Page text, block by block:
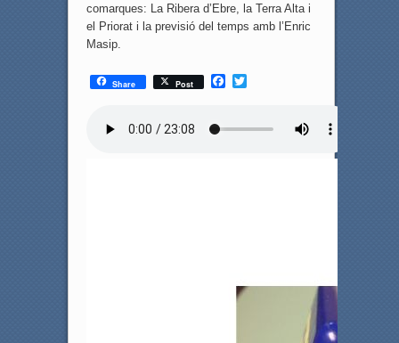
comarques: La Ribera d’Ebre, la Terra Alta i
el Priorat i la previsió del temps amb l’Enric
Masip.
Share Post
F
T